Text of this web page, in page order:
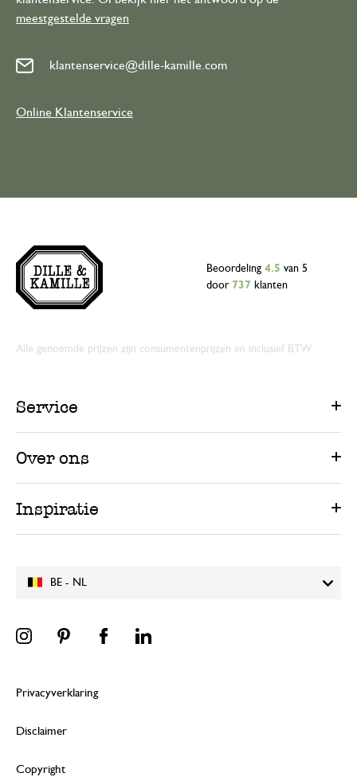
meestgestelde vragen
klantenservice@dille-kamille.com
Online Klantenservice
BE - NL
Beoordeling 4.5 van 5
door 737 klanten
Alle genoemde prijzen zijn consumentenprijzen en inclusief BTW.
Service
Over ons
Inspiratie
Privacyverklaring
Disclaimer
Copyright